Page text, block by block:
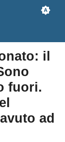
il
fuori.
ad